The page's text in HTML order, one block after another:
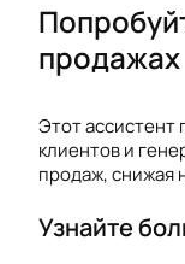
продажах
Этот ассистент
клиентов и
продаж, снижая
Узнайте